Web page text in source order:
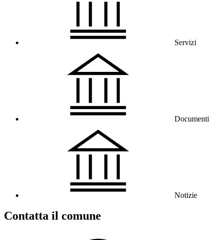
Servizi
Documenti
Notizie
Contatta il comune